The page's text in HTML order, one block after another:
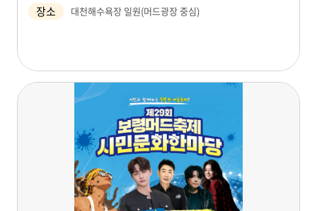
장소 대천해수욕장 일원(머드광장 중심)